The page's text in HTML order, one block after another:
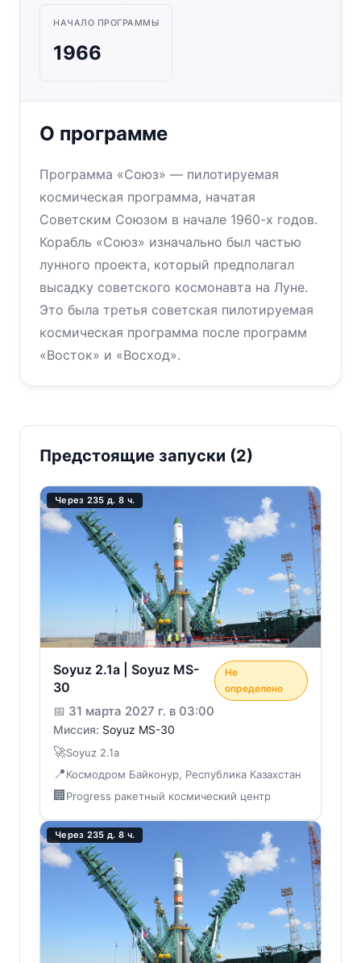
НАЧАЛО ПРОГРАММЫ
1966
О программе
Программа «Союз» — пилотируемая
космическая программа, начатая
Советским Союзом в начале 1960-х годов.
Корабль «Союз» изначально был частью
лунного проекта, который предполагал
высадку советского космонавта на Луне.
Это была третья советская пилотируемая
космическая программа после программ
«Восток» и «Восход».
Предстоящие запуски (2)
Через 235 д. 8 ч.
Soyuz 2.1a | Soyuz MS-
30
Не
определено
📅 31 марта 2027 г. в 03:00
Миссия: Soyuz MS-30
🚀Soyuz 2.1a
📍Космодром Байконур, Республика Казахстан
🏢 Progress ракетный космический центр
Через 235 д. 8 ч.